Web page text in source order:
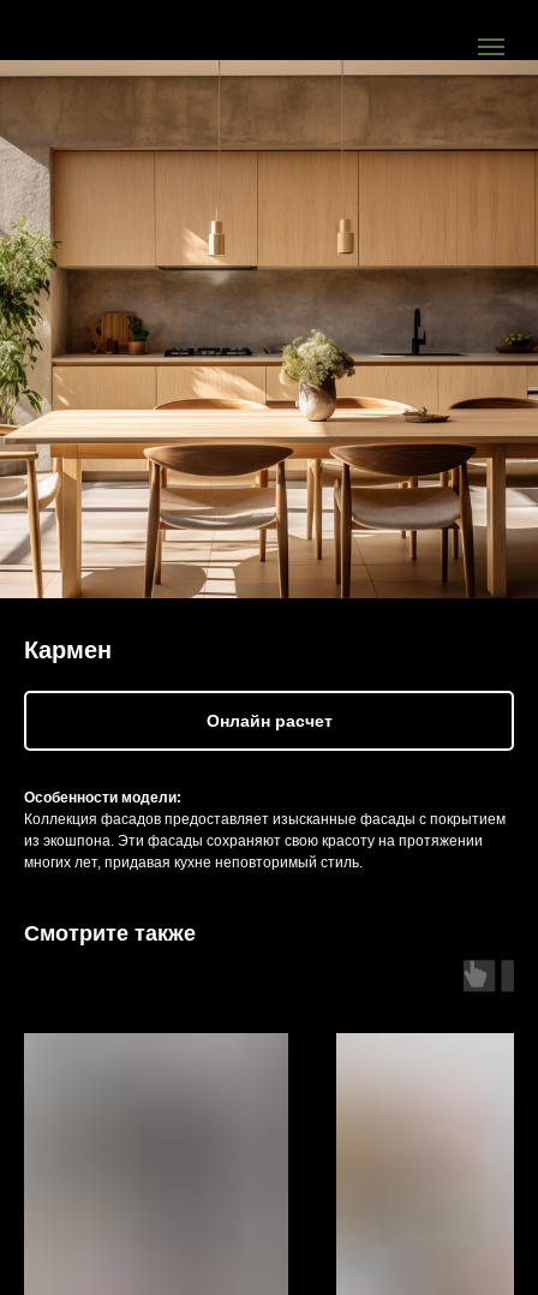
Кармен
Онлайн расчет
Особенности модели:
Коллекция фасадов предоставляет изысканные фасады с покрытием
из экошпона. Эти фасады сохраняют свою красоту на протяжении
многих лет, придавая кухне неповторимый стиль.
Смотрите также